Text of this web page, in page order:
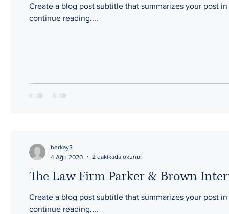
Create a blog post subtitle that summarizes your post
continue reading....
The Law Firm Parker & Brown
Create a blog post subtitle that summarizes your post
continue reading....
berkay3
4 Ağu 2020
2 dakikada okunur